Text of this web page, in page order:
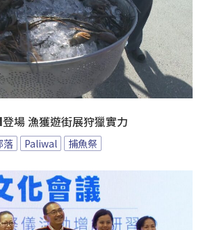
場 漁獲遊街展狩獵實力
落 Paliwal 捕魚祭